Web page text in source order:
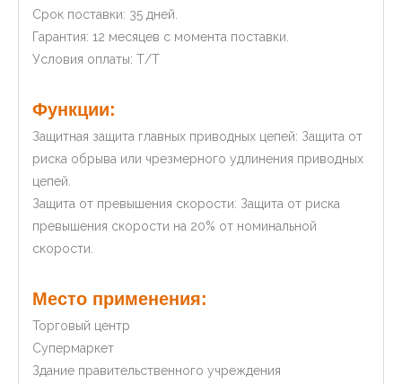
Срок поставки: 35 дней.
Гарантия: 12 месяцев с момента поставки.
Условия оплаты: Т/Т
Функции:
Защитная защита главных приводных цепей: Защита от
риска обрыва или чрезмерного удлинения приводных
цепей.
Защита от превышения скорости: Защита от риска
превышения скорости на 20% от номинальной
скорости.
Место применения:
Торговый центр
Супермаркет
Здание правительственного учреждения